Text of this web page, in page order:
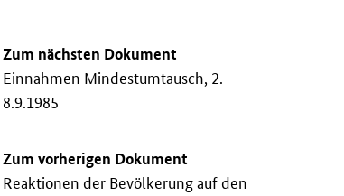
Zum nächsten Dokument
Einnahmen Mindestumtausch, 2.–
8.9.1985
Zum vorherigen Dokument
Reaktionen der Bevölkerung auf den